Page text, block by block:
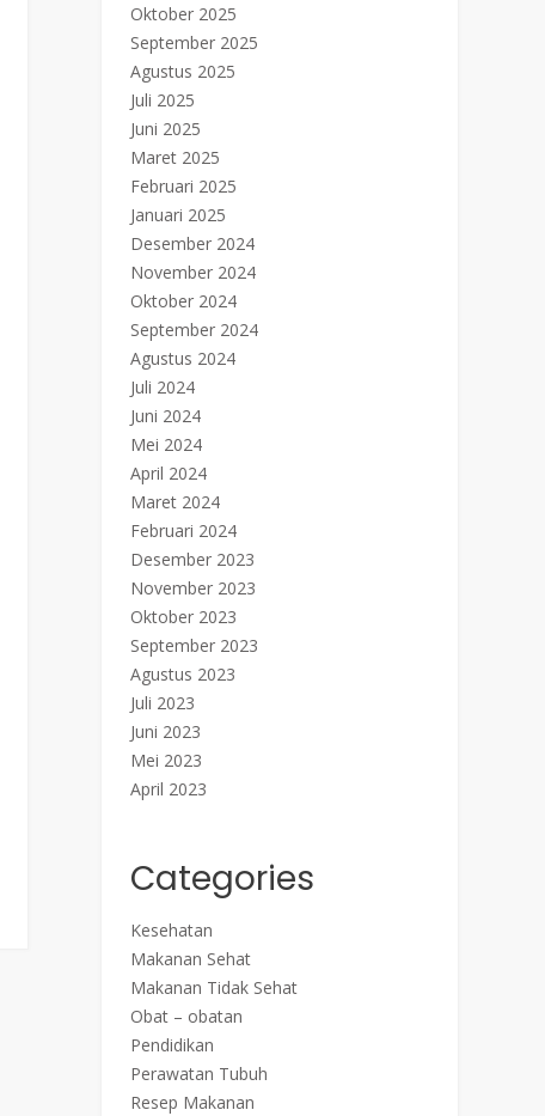
Oktober 2025
September 2025
Agustus 2025
Juli 2025
Juni 2025
Maret 2025
Februari 2025
Januari 2025
Desember 2024
November 2024
Oktober 2024
September 2024
Agustus 2024
Juli 2024
Juni 2024
Mei 2024
April 2024
Maret 2024
Februari 2024
Desember 2023
November 2023
Oktober 2023
September 2023
Agustus 2023
Juli 2023
Juni 2023
Mei 2023
April 2023
Categories
Kesehatan
Makanan Sehat
Makanan Tidak Sehat
Obat – obatan
Pendidikan
Perawatan Tubuh
Resep Makanan